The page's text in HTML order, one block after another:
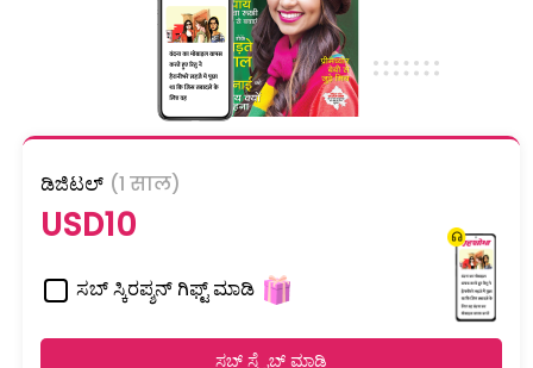
ಡಿಜಿಟಲ್ (1 साल)
USD10
ಸಬ್ ಸ್ಕಿರಪ್ಶನ್ ಗಿಫ್ಟ್ ಮಾಡಿ
ಸಬ್ ಸ್ಕ್ರೈಬ್ ಮಾಡಿ